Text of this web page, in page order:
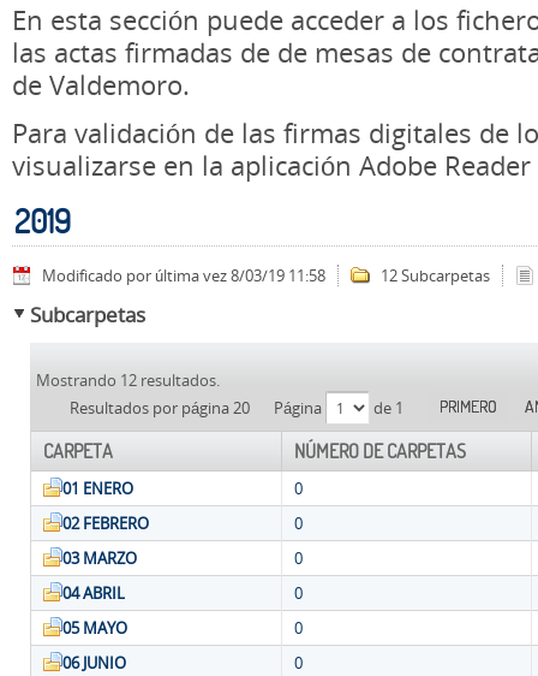
En esta sección puede acceder a los
las actas firmadas de de mesas de
de Valdemoro.
Para validación de las firmas digitales de
visualizarse en la aplicación Adobe Reader
2019
Modificado por última vez 8/03/19 11:58 12 Subcarpetas
Subcarpetas
Mostrando 12 resultados.
Resultados por página 20
Página de 1 PRIMERO
CARPETA NÚMERO DE CARPETAS
01 ENERO
0
02 FEBRERO
0
03 MARZO
0
04 ABRIL
0
05 MAYO
0
06 JUNIO
0